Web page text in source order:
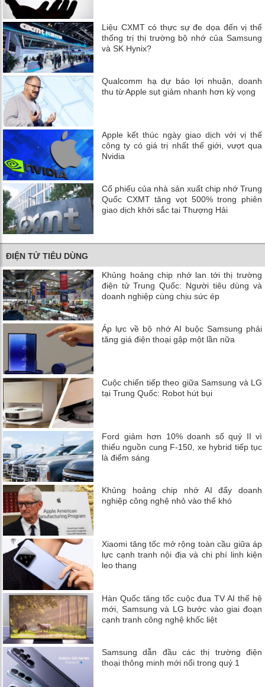
Liệu CXMT có thực sự đe dọa đến vị thế
thống trị thị trường bộ nhớ của Samsung
và SK Hynix?
Qualcomm hạ dự báo lợi nhuận, doanh
thu từ Apple sụt giảm nhanh hơn kỳ vọng
Apple kết thúc ngày giao dịch với vị thế
công ty có giá trị nhất thế giới, vượt qua
Nvidia
Cổ phiếu của nhà sản xuất chip nhớ Trung
Quốc CXMT tăng vọt 500% trong phiên
giao dịch khởi sắc tại Thượng Hải
ĐIỆN TỬ TIÊU DÙNG
Khủng hoảng chip nhớ lan tới thị trường
điện tử Trung Quốc: Người tiêu dùng và
doanh nghiệp cùng chịu sức ép
Áp lực về bộ nhớ AI buộc Samsung phải
tăng giá điện thoại gập một lần nữa
Cuộc chiến tiếp theo giữa Samsung và LG
tại Trung Quốc: Robot hút bụi
Ford giảm hơn 10% doanh số quý II vì
thiếu nguồn cung F-150, xe hybrid tiếp tục
là điểm sáng
Khủng hoảng chip nhớ AI đẩy doanh
nghiệp công nghệ nhỏ vào thế khó
Xiaomi tăng tốc mở rộng toàn cầu giữa áp
lực cạnh tranh nội địa và chi phí linh kiện
leo thang
Hàn Quốc tăng tốc cuộc đua TV AI thế hệ
mới, Samsung và LG bước vào giai đoạn
cạnh tranh công nghệ khốc liệt
Samsung dẫn đầu các thị trường điện
thoại thông minh mới nổi trong quý 1